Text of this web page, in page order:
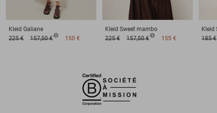
Kleid Galiane
225 €
157,50 € 150 €
Kleid Sweet mambo
225 €
157,50 € 155 €
Kleid
185 €